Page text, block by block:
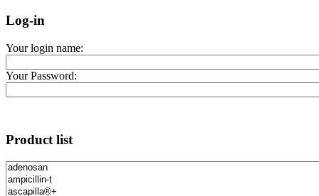
Log-in
Your login name:
Your Password:
Product list